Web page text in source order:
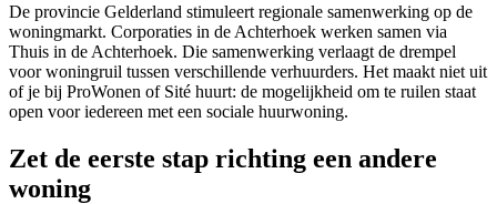
De provincie Gelderland stimuleert regionale samenwerking op de
woningmarkt. Corporaties in de Achterhoek werken samen via
Thuis in de Achterhoek. Die samenwerking verlaagt de drempel
voor woningruil tussen verschillende verhuurders. Het maakt niet uit
of je bij ProWonen of Sité huurt: de mogelijkheid om te ruilen staat
open voor iedereen met een sociale huurwoning.
Zet de eerste stap richting een andere
woning